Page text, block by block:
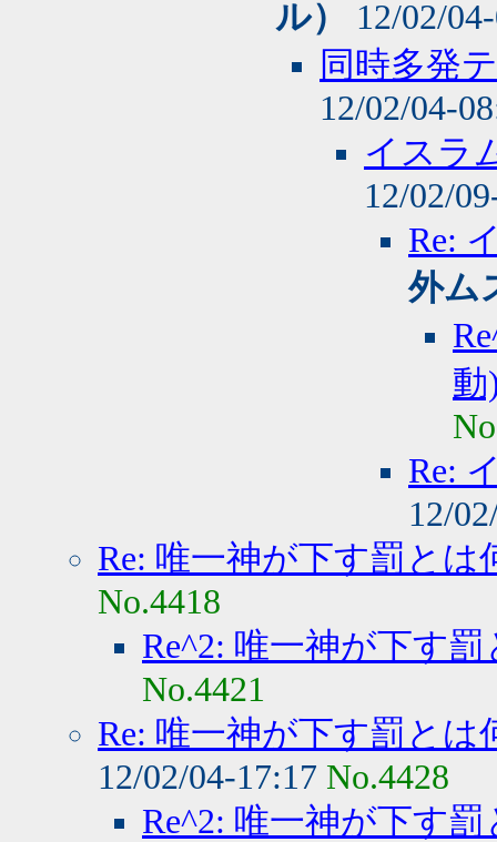
ル）
12/02/
同時多発
12/02/04-
イスラ
12/02/
Re:
外ム
動
Re:
12/
Re: 唯一神が下す罰とは
No.4418
Re^2: 唯一神が下す
No.4421
Re: 唯一神が下す罰とは
12/02/04-17:17 No.4428
Re^2: 唯一神が下す